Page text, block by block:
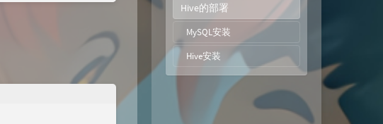
Hive的部署
MySQL安装
Hive安装